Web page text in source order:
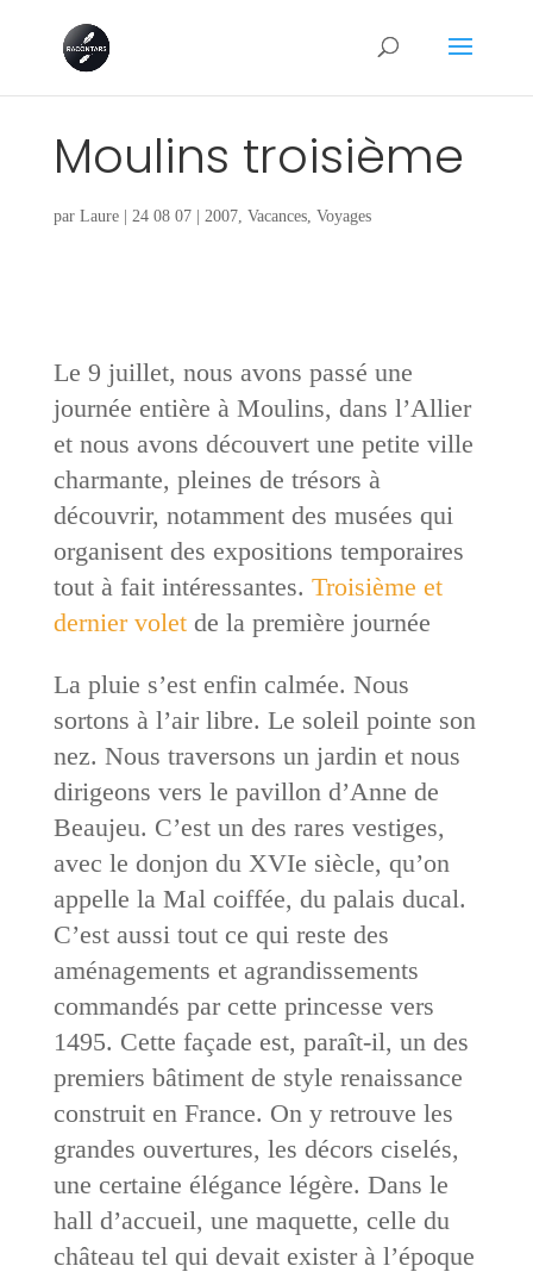
Moulins troisième
par Laure| 24 08 07| 2007, Vacances, Voyages
Le 9 juillet, nous avons passé une
journée entière à Moulins, dans l’Allier
et nous avons découvert une petite ville
charmante, pleines de trésors à
découvrir, notamment des musées qui
organisent des expositions temporaires
tout à fait intéressantes. Troisième et
dernier voletde la première journée
La pluie s’est enfin calmée. Nous
sortons à l’air libre. Le soleil pointe son
nez. Nous traversons un jardin et nous
dirigeons vers le pavillon d’Anne de
Beaujeu. C’est un des rares vestiges,
avec le donjon du XVIe siècle, qu’on
appelle la Mal coiffée, du palais ducal.
C’est aussi tout ce qui reste des
aménagements et agrandissements
commandés par cette princesse vers
1495. Cette façade est, paraît-il, un des
premiers bâtiment de style renaissance
construit en France. On y retrouve les
grandes ouvertures, les décors ciselés,
une certaine élégance légère. Dans le
hall d’accueil, une maquette, celle du
château tel qui devait exister à l’époque